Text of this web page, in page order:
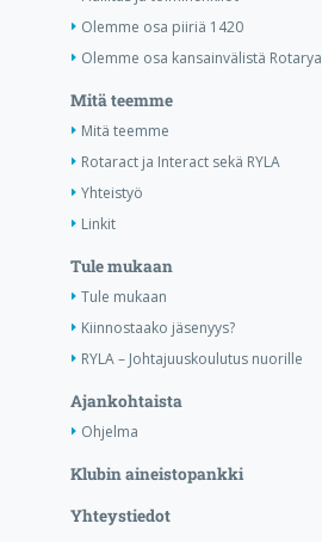
Olemme osa piiriä 1420
Olemme osa kansainvälistä Rotarya
Mitä teemme
Mitä teemme
Rotaract ja Interact sekä RYLA
Yhteistyö
Linkit
Tule mukaan
Tule mukaan
Kiinnostaako jäsenyys?
RYLA – Johtajuuskoulutus nuorille
Ajankohtaista
Ohjelma
Klubin aineistopankki
Yhteystiedot